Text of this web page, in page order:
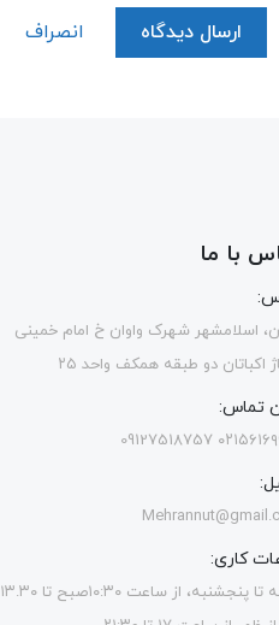
ارسال دیدگاه انصراف
با ما
اسلامشهر شهرک واوان خ امام خمینی
اکباتان دو طبقه همکف واحد ۲۵
تماس:
09127518757
کاری:
شنبه تا پنجشنبه، از ساعت ۱۰:۳۰صبح تا ۱۳.۳۰